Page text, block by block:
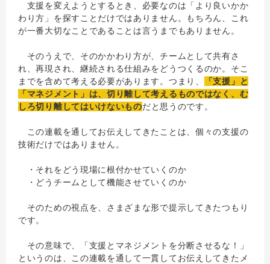
支援を変えようとするとき、必要なのは「より良いかか
わり方」を探すことだけではありません。もちろん、これ
が一番大切なことであることは言うまでもありません。
そのうえで、そのかかわり方が、チームとして共有さ
れ、再現され、継続される仕組みをどうつくるのか。そこ
までを含めて考える必要があります。つまり、
「支援」と
「マネジメント」は、切り離して考えるものではなく、む
しろ切り離してはいけないものだと思うのです。
この連載を通してお伝えしてきたことは、個々の支援の
技術だけではありません。
・それをどう現場に根付かせていくのか
・どうチームとして機能させていくのか
そのための視点を、さまざまな形で提示してきたつもり
です。
その意味で、「支援とマネジメントを分断させるな！」
というのは、この連載を通して一貫してお伝えしてきたメ